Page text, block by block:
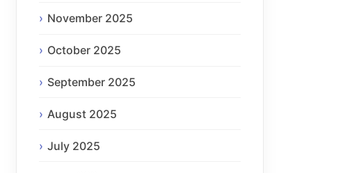
November 2025
October 2025
September 2025
August 2025
July 2025